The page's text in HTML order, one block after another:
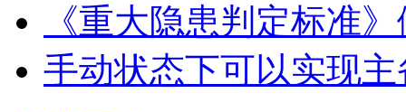
《重大隐患判定标准
手动状态下可以实现